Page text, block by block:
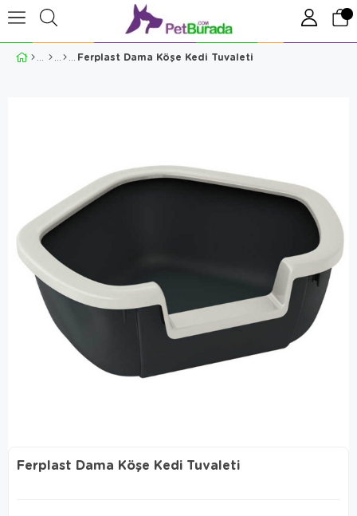
Ferplast Dama Köşe Kedi Tuvaleti
Ferplast Dama Köşe Kedi Tuvaleti